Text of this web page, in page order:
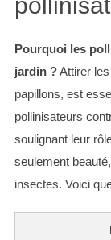
Pourquoi les
jardin ?Attirer les
papillons, est
pollinisateurs
soulignant leur
seulement
insectes. Voici